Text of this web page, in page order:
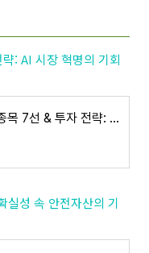
: AI 시장 혁명의 기회
딥시크 관련주 핵심 종목 7선 & 투자 전략: AI 시장 혁명의 기회를 잡아라! - 재테크하는 흑곰
실성 속 안전자산의 기